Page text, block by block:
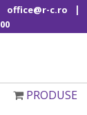
office@r-c.ro |
00
PRODUSE